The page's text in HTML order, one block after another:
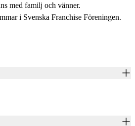
med familj och vänner.
i Svenska Franchise Föreningen.